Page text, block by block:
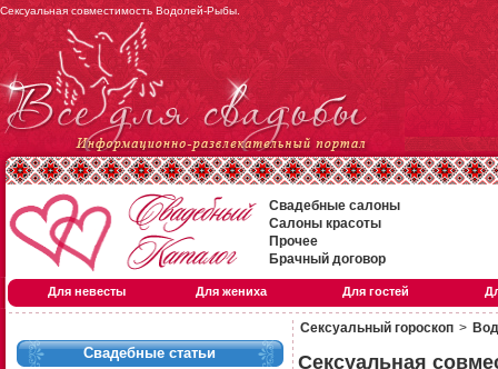
Сексуальная совместимость Водолей-Рыбы.
Свадебные салоны
Салоны красоты
Прочее
Брачный договор
Для невесты Для жениха Для гостей
Свадебные статьи
Сексуальный гороскоп >
Сексуальная